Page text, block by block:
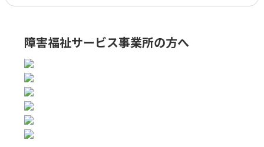
障害福祉サービス事業所の方へ